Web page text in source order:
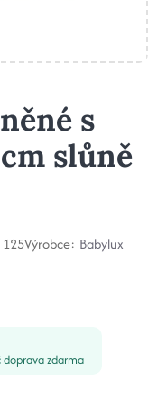
s
slůně
125Výrobce: Babylux
doprava zdarma